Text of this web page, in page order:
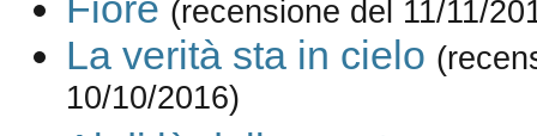
(recensione del 11/11/
La verità sta in cielo
10/10/2016)